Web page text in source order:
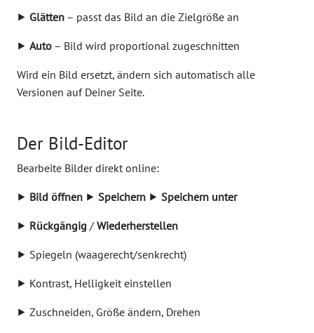
⯈ Glätten – passt das Bild an die Zielgröße an
⯈ Auto – Bild wird proportional zugeschnitten
Wird ein Bild ersetzt, ändern sich automatisch alle
Versionen auf Deiner Seite.
Der Bild-Editor
Bearbeite Bilder direkt online:
⯈ Bild öffnen ⯈ Speichern ⯈ Speichern unter
⯈ Rückgängig / Wiederherstellen
⯈ Spiegeln (waagerecht/senkrecht)
⯈ Kontrast, Helligkeit einstellen
⯈ Zuschneiden, Größe ändern, Drehen